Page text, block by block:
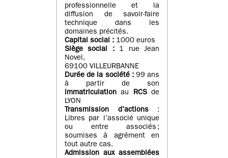
professionnelle et la
diffusion de savoir-faire
technique dans les
domaines précités.
Capital social : 1000 euros
Siège social :1 rue Jean
Novel,
69100 VILLEURBANNE
Durée de la société :99 ans
à partir de son
immatriculation au RCSde
LYON
Transmission d’actions:
Libres par l’associé unique
ou entre associés ;
soumises à agrément en
tout autre cas.
Admission aux assemblées